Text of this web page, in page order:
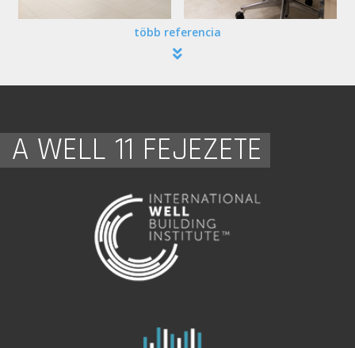
több referencia
A WELL 11 FEJEZETE